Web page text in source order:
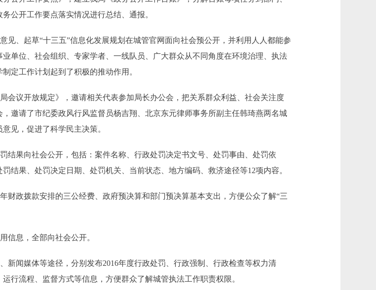
公开工作要点落实情况进行总结、通报。
、起草“十三五”信息化发展规划在城管官网面向社会预公开，并利用人人都能参
单位、社会组织、专家学者、一线队员、广大群众从不同角度在环境治理、执法
定工作计划起到了积极的推动作用。
议开放规定》，邀请相关代表参加局长办公会，把关系群众利益、社会关注度
邀请了市纪委政风行风监督员杨吉翔、北京东元律师事务所副主任韩琦燕两名城
见，促进了科学民主决策。
果向社会公开，包括：案件名称、行政处罚决定书文号、处罚事由、处罚依
结果、处罚决定日期、处罚机关、当前状态、地方编码、救济途径等12项内容。
政拨款安排的三公经费、政府预决算和部门预决算基本支出，方便公众了解“三
息，全部向社会公开。
闻媒体等途径，分别发布2016年度行政处罚、行政强制、行政检查等权力清
行流程、监督方式等信息，方便群众了解城管执法工作职责权限。